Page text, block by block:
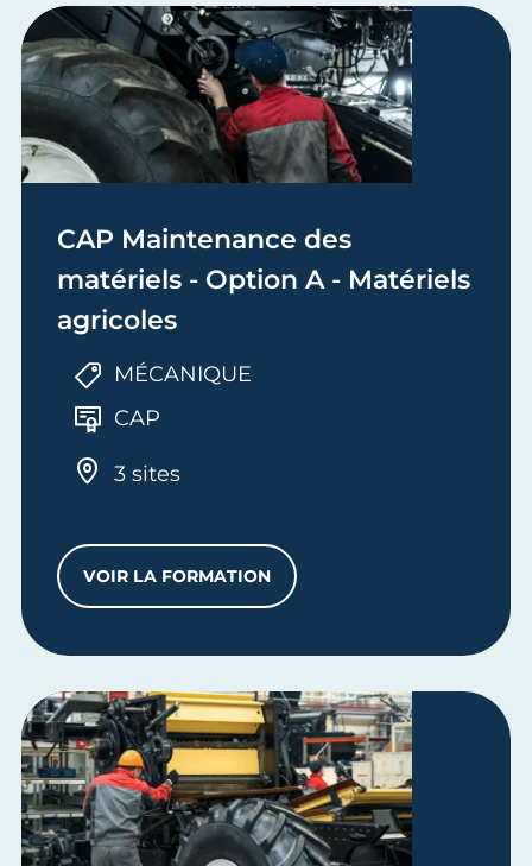
CAP Maintenance des
matériels - Option A - Matériels
agricoles
MÉCANIQUE
CAP
3 sites
VOIR LA FORMATIONCAP MAINTENANCE DES MATÉRIELS -